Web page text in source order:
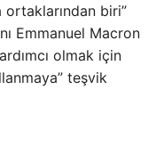
ortaklarından biri”
Emmanuel Macron
olmak için
teşvik